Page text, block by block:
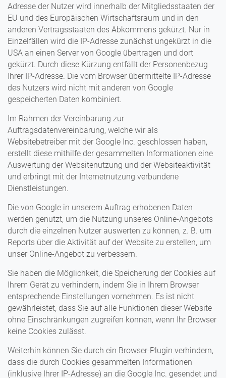
Adresse der Nutzer wird innerhalb der Mitgliedsstaaten der
EU und des Europäischen Wirtschaftsraum und in den
anderen Vertragsstaaten des Abkommens gekürzt. Nur in
Einzelfällen wird die IP-Adresse zunächst ungekürzt in die
USA an einen Server von Google übertragen und dort
gekürzt. Durch diese Kürzung entfällt der Personenbezug
Ihrer IP-Adresse. Die vom Browser übermittelte IP-Adresse
des Nutzers wird nicht mit anderen von Google
gespeicherten Daten kombiniert.
Im Rahmen der Vereinbarung zur
Auftragsdatenvereinbarung, welche wir als
Websitebetreiber mit der Google Inc. geschlossen haben,
erstellt diese mithilfe der gesammelten Informationen eine
Auswertung der Websitenutzung und der Websiteaktivität
und erbringt mit der Internetnutzung verbundene
Dienstleistungen.
Die von Google in unserem Auftrag erhobenen Daten
werden genutzt, um die Nutzung unseres Online-Angebots
durch die einzelnen Nutzer auswerten zu können, z. B. um
Reports über die Aktivität auf der Website zu erstellen, um
unser Online-Angebot zu verbessern.
Sie haben die Möglichkeit, die Speicherung der Cookies auf
Ihrem Gerät zu verhindern, indem Sie in Ihrem Browser
entsprechende Einstellungen vornehmen. Es ist nicht
gewährleistet, dass Sie auf alle Funktionen dieser Website
ohne Einschränkungen zugreifen können, wenn Ihr Browser
keine Cookies zulässt.
Weiterhin können Sie durch ein Browser-Plugin verhindern,
dass die durch Cookies gesammelten Informationen
(inklusive Ihrer IP-Adresse) an die Google Inc. gesendet und